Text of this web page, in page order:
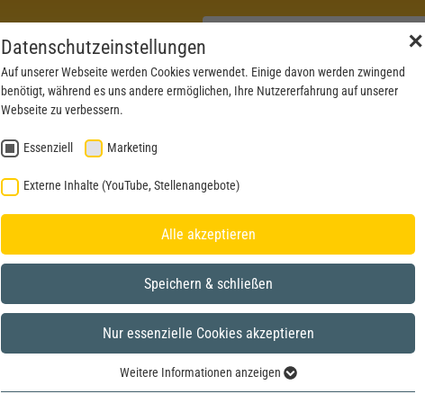
PRODUCTS NEWS SERVICE DOWNLOAD
✕
Datenschutzeinstellungen
Auf unserer Webseite werden Cookies verwendet. Einige davon werden zwingend
benötigt, während es uns andere ermöglichen, Ihre Nutzererfahrung auf unserer
Webseite zu verbessern.
Essenziell Marketing
Externe Inhalte (YouTube, Stellenangebote)
Alle akzeptieren
Speichern & schließen
Nur essenzielle Cookies akzeptieren
Weitere Informationen anzeigen